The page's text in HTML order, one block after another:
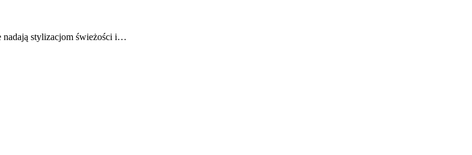
nadają stylizacjom świeżości i…